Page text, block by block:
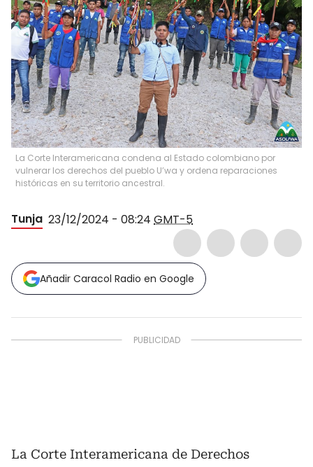
La Corte Interamericana condena al Estado colombiano por
vulnerar los derechos del pueblo U’wa y ordena reparaciones
históricas en su territorio ancestral.
Tunja 23/12/2024 - 08:24 GMT-5
Añadir Caracol Radio en Google
La Corte Interamericana de Derechos